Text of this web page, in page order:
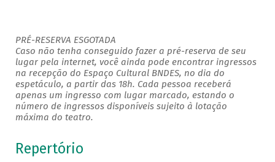
PRÉ-RESERVA ESGOTADA
Caso não tenha conseguido fazer a pré-reserva de seu
lugar pela internet, você ainda pode encontrar ingressos
na recepção do Espaço Cultural BNDES, no dia do
espetáculo, a partir das 18h. Cada pessoa receberá
apenas um ingresso com lugar marcado, estando o
número de ingressos disponíveis sujeito à lotação
máxima do teatro.
Repertório